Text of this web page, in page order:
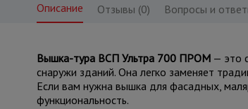
Описание Отзывы (0) Вопросы и
Вышка-тура ВСП Ультра 700 ПРОМ— это
снаружи зданий. Она легко заменяет
Если вам нужна вышка для фасадных,
функциональность.